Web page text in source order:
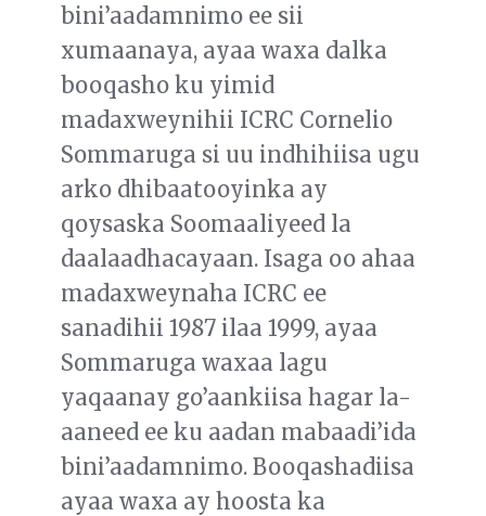
bini’aadamnimo ee sii
xumaanaya, ayaa waxa dalka
booqasho ku yimid
madaxweynihii ICRC Cornelio
Sommaruga si uu indhihiisa ugu
arko dhibaatooyinka ay
qoysaska Soomaaliyeed la
daalaadhacayaan. Isaga oo ahaa
madaxweynaha ICRC ee
sanadihii 1987 ilaa 1999, ayaa
Sommaruga waxaa lagu
yaqaanay go’aankiisa hagar la-
aaneed ee ku aadan mabaadi’ida
bini’aadamnimo. Booqashadiisa
ayaa waxa ay hoosta ka